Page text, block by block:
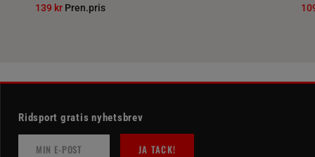
139 kr Pren.pris
Ridsport gratis nyhetsbrev
JA TACK!